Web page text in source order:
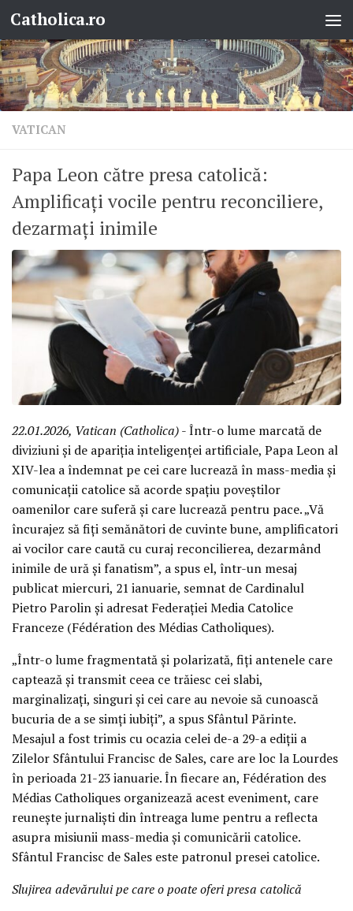
Skip to content
Catholica.ro
VATICAN
Papa Leon către presa catolică:
Amplificați vocile pentru reconciliere,
dezarmați inimile
22.01.2026, Vatican (Catholica)- Într-o lume marcată de
diviziuni și de apariția inteligenței artificiale, Papa Leon al
XIV-lea a îndemnat pe cei care lucrează în mass-media și
comunicații catolice să acorde spațiu poveștilor
oamenilor care suferă și care lucrează pentru pace. „Vă
încurajez să fiți semănători de cuvinte bune, amplificatori
ai vocilor care caută cu curaj reconcilierea, dezarmând
inimile de ură și fanatism”, a spus el, într-un mesaj
publicat miercuri, 21 ianuarie, semnat de Cardinalul
Pietro Parolin și adresat Federației Media Catolice
Franceze (Fédération des Médias Catholiques).
„Într-o lume fragmentată și polarizată, fiți antenele care
captează și transmit ceea ce trăiesc cei slabi,
marginalizați, singuri și cei care au nevoie să cunoască
bucuria de a se simți iubiți”, a spus Sfântul Părinte.
Mesajul a fost trimis cu ocazia celei de-a 29-a ediții a
Zilelor Sfântului Francisc de Sales, care are loc la Lourdes
în perioada 21-23 ianuarie. În fiecare an, Fédération des
Médias Catholiques organizează acest eveniment, care
reunește jurnaliști din întreaga lume pentru a reflecta
asupra misiunii mass-media și comunicării catolice.
Sfântul Francisc de Sales este patronul presei catolice.
Slujirea adevărului pe care o poate oferi presa catolică